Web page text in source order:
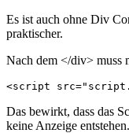
Es ist auch ohne Div
praktischer.
Nach dem </div> muss
<script
Das bewirkt, dass das
keine Anzeige entstehen.